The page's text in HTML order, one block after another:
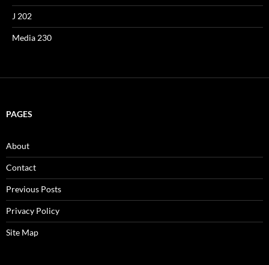
J 202
Media 230
PAGES
About
Contact
Previous Posts
Privacy Policy
Site Map